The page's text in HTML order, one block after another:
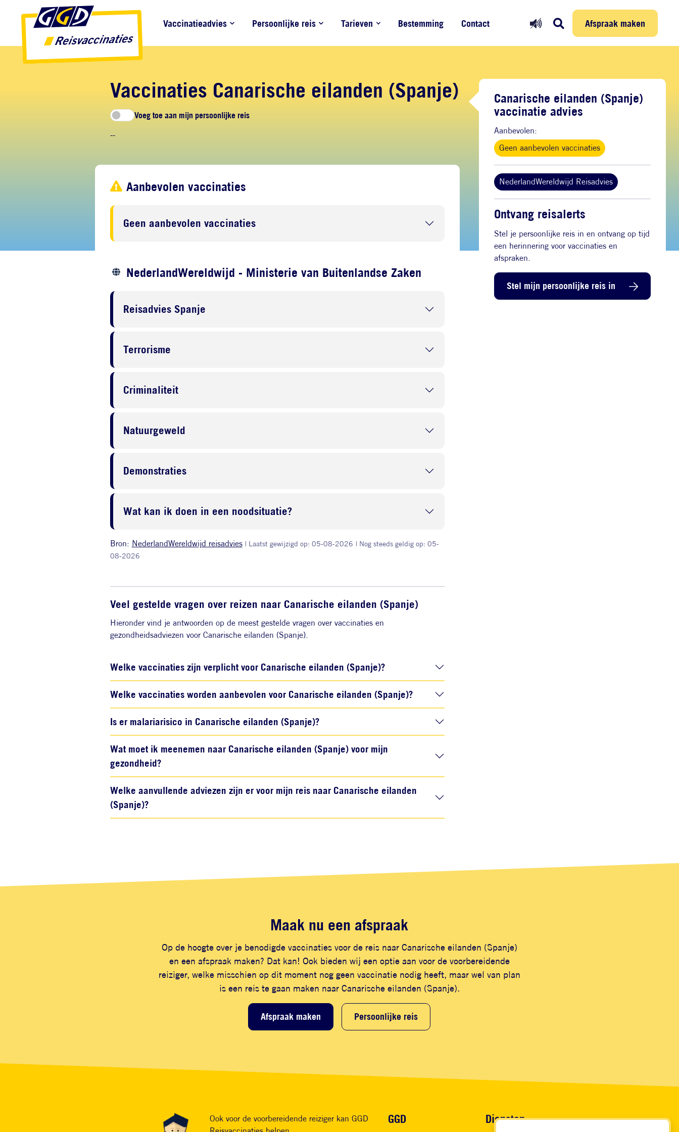
Direct naar inhoud
Direct naar hoofdnavigatie
Direct naar zoekfunctie
Persoonlijke reis Afspraak maken
Afspraak maken
Hoofdnavigatie
Vaccinatieadvies Persoonlijke reis Tarieven Bestemming Contact
Vaccinaties Canarische eilanden (Spanje)
Voeg toe aan mijn persoonlijke reis
--
Canarische eilanden (Spanje)
vaccinatie advies
Aanbevolen:
Geen aanbevolen vaccinaties
NederlandWereldwijd Reisadvies
Ontvang reisalerts
Stel je persoonlijke reis in en ontvang op tijd
een herinnering voor vaccinaties en
afspraken.
Stel mijn persoonlijke reis in
Aanbevolen vaccinaties
Geen aanbevolen vaccinaties
NederlandWereldwijd - Ministerie van Buitenlandse Zaken
Reisadvies Spanje
Terrorisme
Criminaliteit
Natuurgeweld
Demonstraties
Wat kan ik doen in een noodsituatie?
Bron: NederlandWereldwijd reisadvies | Laatst gewijzigd op: 05-08-2026 | Nog steeds geldig op: 05-
08-2026
Veel gestelde vragen over reizen naar Canarische eilanden (Spanje)
Hieronder vind je antwoorden op de meest gestelde vragen over vaccinaties en
gezondheidsadviezen voor Canarische eilanden (Spanje).
Welke vaccinaties zijn verplicht voor Canarische eilanden (Spanje)?
Welke vaccinaties worden aanbevolen voor Canarische eilanden (Spanje)?
Is er malariarisico in Canarische eilanden (Spanje)?
Wat moet ik meenemen naar Canarische eilanden (Spanje) voor mijn
gezondheid?
Welke aanvullende adviezen zijn er voor mijn reis naar Canarische eilanden
(Spanje)?
Maak nu een afspraak
Op de hoogte over je benodigde vaccinaties voor de reis naar Canarische eilanden (Spanje)
en een afspraak maken? Dat kan! Ook bieden wij een optie aan voor de voorbereidende
reiziger, welke misschien op dit moment nog geen vaccinatie nodig heeft, maar wel van plan
is een reis te gaan maken naar Canarische eilanden (Spanje).
Afspraak maken Persoonlijke reis
Voet
GGD Diensten
Ook voor de voorbereidende reiziger kan GGD